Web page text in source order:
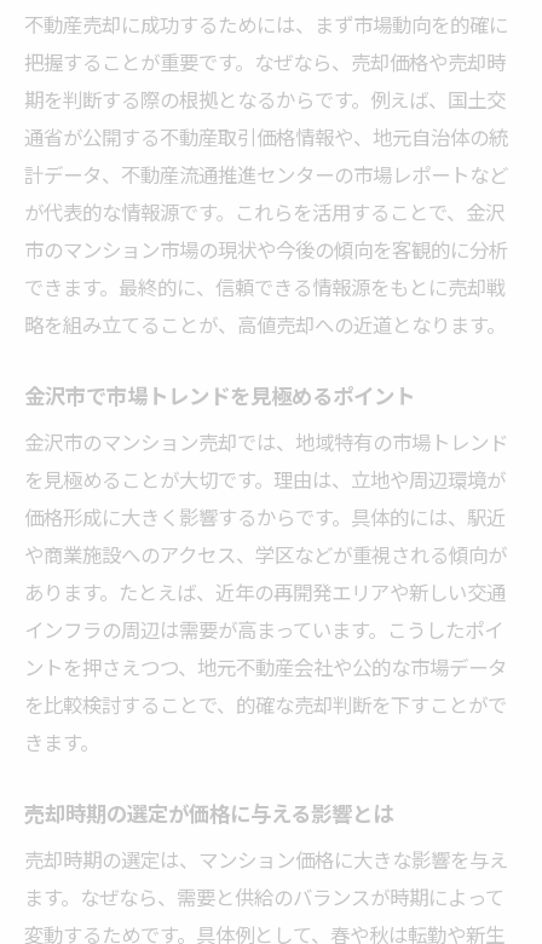
不動産売却に成功するためには、まず市場動向を的確に
把握することが重要です。なぜなら、売却価格や売却時
期を判断する際の根拠となるからです。例えば、国土交
通省が公開する不動産取引価格情報や、地元自治体の統
計データ、不動産流通推進センターの市場レポートなど
が代表的な情報源です。これらを活用することで、金沢
市のマンション市場の現状や今後の傾向を客観的に分析
できます。最終的に、信頼できる情報源をもとに売却戦
略を組み立てることが、高値売却への近道となります。
金沢市で市場トレンドを見極めるポイント
金沢市のマンション売却では、地域特有の市場トレンド
を見極めることが大切です。理由は、立地や周辺環境が
価格形成に大きく影響するからです。具体的には、駅近
や商業施設へのアクセス、学区などが重視される傾向が
あります。たとえば、近年の再開発エリアや新しい交通
インフラの周辺は需要が高まっています。こうしたポイ
ントを押さえつつ、地元不動産会社や公的な市場データ
を比較検討することで、的確な売却判断を下すことがで
きます。
売却時期の選定が価格に与える影響とは
売却時期の選定は、マンション価格に大きな影響を与え
ます。なぜなら、需要と供給のバランスが時期によって
変動するためです。具体例として、春や秋は転勤や新生